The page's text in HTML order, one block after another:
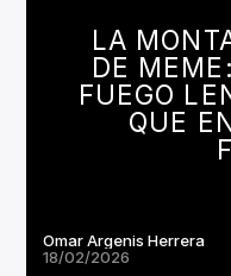
TÍTULO
ARTISTA
Invencible
LA
DE
FUEGO
QUE
Omar Argenis Herrera
18/02/2026